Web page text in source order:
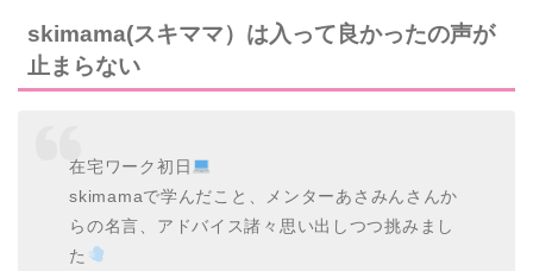
skimama(スキママ）は入って良かったの声が
止まらない
在宅ワーク初日
skimamaで学んだこと、メンターあさみんさんか
らの名言、アドバイス諸々思い出しつつ挑みまし
た